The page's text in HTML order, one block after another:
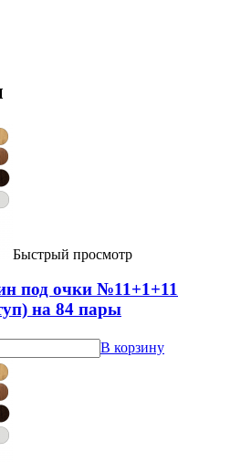
Быстрый просмотр
под очки №11+1+11
на 84 пары
В корзину